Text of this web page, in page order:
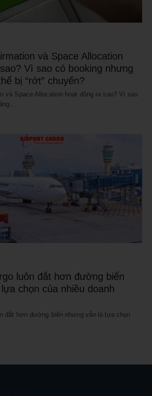
và Space Allocation
Vì sao có booking nhưng
bị “rớt” chuyến?
và Space Allocation hoạt động ra sao? Vì sao
luôn đắt hơn đường biển
chọn của nhiều doanh
đắt hơn đường biển nhưng vẫn là lựa chọn